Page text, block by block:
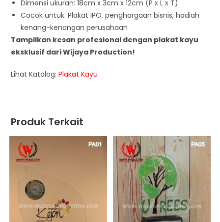
Dimensi ukuran: 18cm x 3cm x 12cm (P x L x T)
Cocok untuk: Plakat IPO, penghargaan bisnis, hadiah
kenang-kenangan perusahaan
Tampilkan kesan profesional dengan plakat kayu
eksklusif dari Wijaya Production!
Lihat Katalog:Plakat Kayu
Produk Terkait